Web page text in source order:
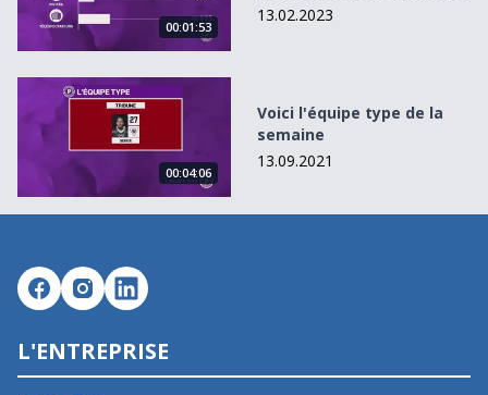
00:01:53
13.02.2023
Voici l&#039;équipe type de la semaine
00:04:06
Voici l'équipe type de la
semaine
13.09.2021
L'ENTREPRISE